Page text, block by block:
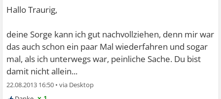
Hallo Traurig,
deine Sorge kann ich gut nachvollziehen, denn mir war
das auch schon ein paar Mal wiederfahren und sogar
mal, als ich unterwegs war, peinliche Sache. Du bist
damit nicht allein...
22.08.2013 16:50 •